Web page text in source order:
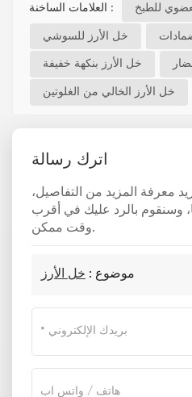
العلامات الساخنة : للطبخ
خل الأرز للسوشي
خل الأرز بنكهة خفيفة
خل الأرز الخالي من الغلوتين
اترك رسالة
معرفة المزيد من التفاصيل،
وسنقوم بالرد عليك في أقرب
وقت ممكن.
موضوع : خل الأرز